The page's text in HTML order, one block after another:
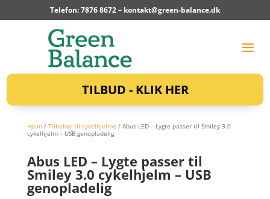
Telefon: 7876 8672 – kontakt@green-balance.dk
TILBUD - KLIK HER
Hjem/ Tilbehør til cykelhjelme / Abus LED – Lygte passer til Smiley 3.0
cykelhjelm – USB genopladelig
Abus LED – Lygte passer til
Smiley 3.0 cykelhjelm – USB
genopladelig